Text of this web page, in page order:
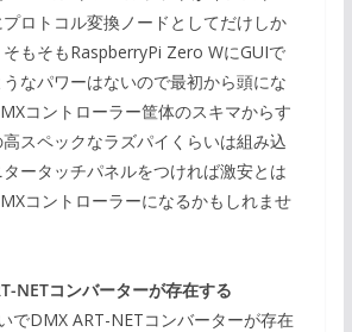
ロトコル変換ノードとしてだけしか
もそもRaspberryPi Zero WにGUIで
なパワーはないので最初から頭にな
コントローラー筐体のスキマからす
スペックなラズパイくらいは組み込
ータッチパネルをつければ激安とは
コントローラーになるかもしれませ
NETコンバーターが存在する
でDMX ART-NETコンバーターが存在